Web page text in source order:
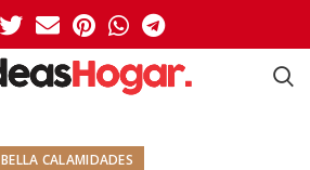
BELLA CALAMIDADES